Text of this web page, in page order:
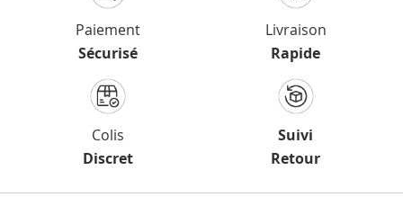
Paiement
Sécurisé
Livraison
Rapide
Colis
Discret
Suivi
Retour